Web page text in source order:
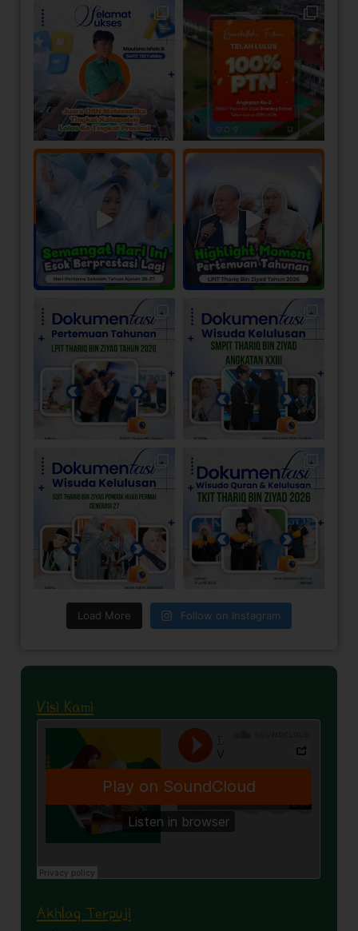
Load More Follow on Instagram
Visi Kami
Akhlaq Terpuji